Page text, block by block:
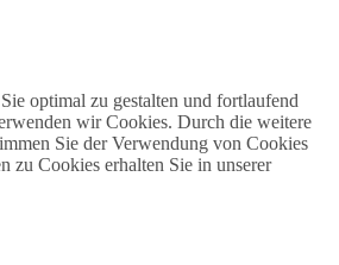
optimal zu gestalten und fortlaufend
wir Cookies. Durch die weitere
Sie der Verwendung von Cookies
zu Cookies erhalten Sie in unserer